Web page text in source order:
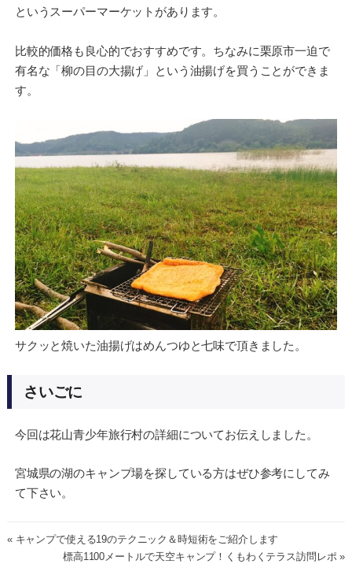
というスーパーマーケットがあります。
比較的価格も良心的でおすすめです。ちなみに栗原市一迫で
有名な「柳の目の大揚げ」という油揚げを買うことができま
す。
サクッと焼いた油揚げはめんつゆと七味で頂きました。
さいごに
今回は花山青少年旅行村の詳細についてお伝えしました。
宮城県の湖のキャンプ場を探している方はぜひ参考にしてみ
て下さい。
« キャンプで使える19のテクニック＆時短術をご紹介します
標高1100メートルで天空キャンプ！くもわくテラス訪問レポ »